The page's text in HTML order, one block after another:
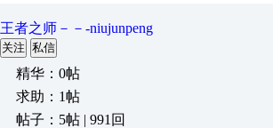
王者之师－－-niujunpeng
关注 私信
精华：0帖
求助：1帖
帖子：5帖 | 991回